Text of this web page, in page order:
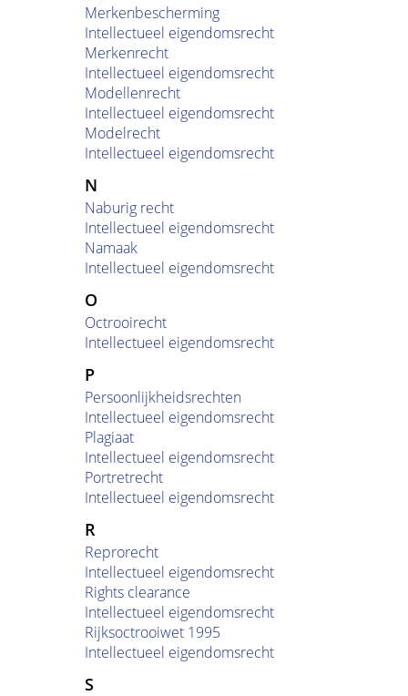
Merkenbescherming
Intellectueel eigendomsrecht
Merkenrecht
Intellectueel eigendomsrecht
Modellenrecht
Intellectueel eigendomsrecht
Modelrecht
Intellectueel eigendomsrecht
N
Naburig recht
Intellectueel eigendomsrecht
Namaak
Intellectueel eigendomsrecht
O
Octrooirecht
Intellectueel eigendomsrecht
P
Persoonlijkheidsrechten
Intellectueel eigendomsrecht
Plagiaat
Intellectueel eigendomsrecht
Portretrecht
Intellectueel eigendomsrecht
R
Reprorecht
Intellectueel eigendomsrecht
Rights clearance
Intellectueel eigendomsrecht
Rijksoctrooiwet 1995
Intellectueel eigendomsrecht
S